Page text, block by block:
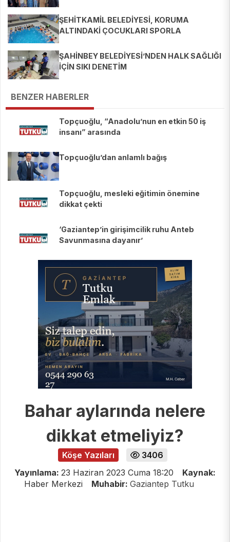
ŞEHİTKAMİL BELEDİYESİ, KORUMA
ALTINDAKİ ÇOCUKLARI SPORLA
ŞAHİNBEY BELEDİYESİ’NDEN HALK SAĞLIĞI
İÇİN SIKI DENETİM
BENZER HABERLER
Topçuoğlu, “Anadolu’nun en etkin 50 iş
insanı” arasında
Topçuoğlu’dan anlamlı bağış
Topçuoğlu, mesleki eğitimin önemine
dikkat çekti
‘Gaziantep’in girişimcilik ruhu Anteb
Savunmasına dayanır’
Bahar aylarında nelere
dikkat etmeliyiz?
Köşe Yazıları
3406
Yayınlama: 23 Haziran 2023 Cuma 18:20
Kaynak:
Haber Merkezi
Muhabir: Gaziantep Tutku